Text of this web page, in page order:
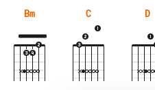
Bm C D